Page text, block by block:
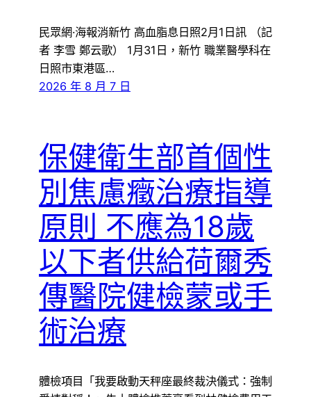
民眾網·海報消新竹 高血脂息日照2月1日訊 （記
者 李雪 鄭云歌） 1月31日，新竹 職業醫學科在
日照市東港區…
2026 年 8 月 7 日
保健衛生部首個性
別焦慮癥治療指導
原則 不應為18歲
以下者供給荷爾秀
傳醫院健檢蒙或手
術治療
體檢項目「我要啟動天秤座最終裁決儀式：強制